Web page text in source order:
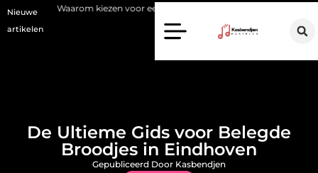
Nieuwe
artikelen
kiezen voor een stukadoor in Amersfoort?
De Ultieme Gids voor Belegde
Broodjes in Eindhoven
Gepubliceerd Door Kasbendjen